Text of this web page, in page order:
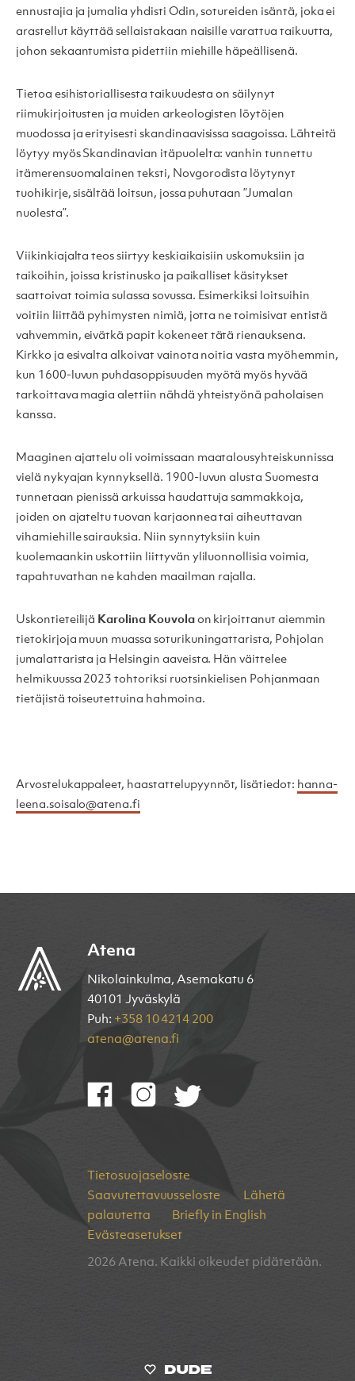
ennustajia ja jumalia yhdisti Odin, sotureiden isäntä, joka ei
arastellut käyttää sellaistakaan naisille varattua taikuutta,
johon sekaantumista pidettiin miehille häpeällisenä.
Tietoa esihistoriallisesta taikuudesta on säilynyt
riimukirjoitusten ja muiden arkeologisten löytöjen
muodossa ja erityisesti skandinaavisissa saagoissa. Lähteitä
löytyy myös Skandinavian itäpuolelta: vanhin tunnettu
itämerensuomalainen teksti, Novgorodista löytynyt
tuohikirje, sisältää loitsun, jossa puhutaan ”Jumalan
nuolesta”.
Viikinkiajalta teos siirtyy keskiaikaisiin uskomuksiin ja
taikoihin, joissa kristinusko ja paikalliset käsitykset
saattoivat toimia sulassa sovussa. Esimerkiksi loitsuihin
voitiin liittää pyhimysten nimiä, jotta ne toimisivat entistä
vahvemmin, eivätkä papit kokeneet tätä rienauksena.
Kirkko ja esivalta alkoivat vainota noitia vasta myöhemmin,
kun 1600-luvun puhdasoppisuuden myötä myös hyvää
tarkoittava magia alettiin nähdä yhteistyönä paholaisen
kanssa.
Maaginen ajattelu oli voimissaan maatalousyhteiskunnissa
vielä nykyajan kynnyksellä. 1900-luvun alusta Suomesta
tunnetaan pienissä arkuissa haudattuja sammakkoja,
joiden on ajateltu tuovan karjaonnea tai aiheuttavan
vihamiehille sairauksia. Niin synnytyksiin kuin
kuolemaankin uskottiin liittyvän yliluonnollisia voimia,
tapahtuvathan ne kahden maailman rajalla.
Uskontieteilijä Karolina Kouvolaon kirjoittanut aiemmin
tietokirjoja muun muassa soturikuningattarista, Pohjolan
jumalattarista ja Helsingin aaveista. Hän väittelee
helmikuussa 2023 tohtoriksi ruotsinkielisen Pohjanmaan
tietäjistä toiseutettuina hahmoina.
Arvostelukappaleet, haastattelupyynnöt, lisätiedot: hanna-
leena.soisalo@atena.fi
Atena
Nikolainkulma, Asemakatu 6
40101 Jyväskylä
Puh: +358 10 4214 200
atena@atena.fi
Tietosuojaseloste
Saavutettavuusseloste
Lähetä
palautetta
Briefly in English
Evästeasetukset
2026 Atena. Kaikki oikeudet pidätetään.